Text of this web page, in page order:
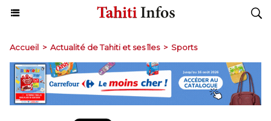
Accueil > Actualité de Tahiti et ses îles > Sports